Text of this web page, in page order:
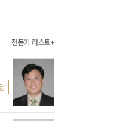
전문가 리스트+